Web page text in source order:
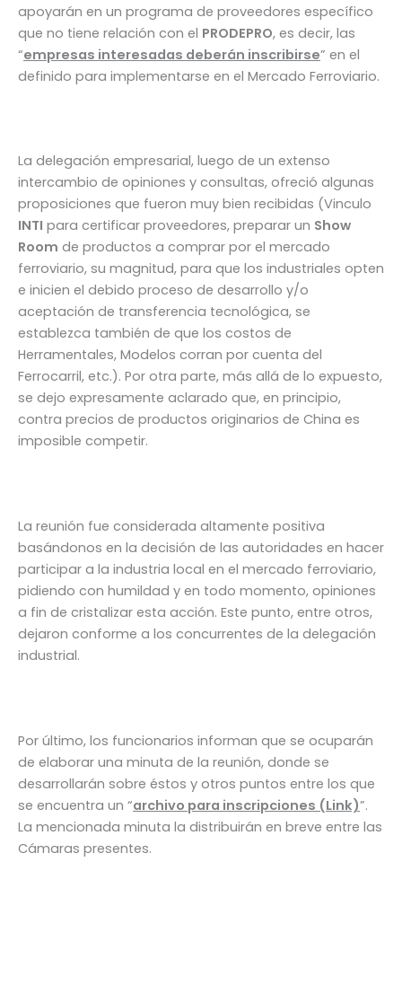
apoyarán en un programa de proveedores específico
que no tiene relación con el PRODEPRO, es decir, las
“empresas interesadas deberán inscribirse” en el
definido para implementarse en el Mercado Ferroviario.
La delegación empresarial, luego de un extenso
intercambio de opiniones y consultas, ofreció algunas
proposiciones que fueron muy bien recibidas (Vinculo
INTI para certificar proveedores, preparar un Show
Room de productos a comprar por el mercado
ferroviario, su magnitud, para que los industriales opten
e inicien el debido proceso de desarrollo y/o
aceptación de transferencia tecnológica, se
establezca también de que los costos de
Herramentales, Modelos corran por cuenta del
Ferrocarril, etc.). Por otra parte, más allá de lo expuesto,
se dejo expresamente aclarado que, en principio,
contra precios de productos originarios de China es
imposible competir.
La reunión fue considerada altamente positiva
basándonos en la decisión de las autoridades en hacer
participar a la industria local en el mercado ferroviario,
pidiendo con humildad y en todo momento, opiniones
a fin de cristalizar esta acción. Este punto, entre otros,
dejaron conforme a los concurrentes de la delegación
industrial.
Por último, los funcionarios informan que se ocuparán
de elaborar una minuta de la reunión, donde se
desarrollarán sobre éstos y otros puntos entre los que
se encuentra un “archivo para inscripciones (Link)”.
La mencionada minuta la distribuirán en breve entre las
Cámaras presentes.